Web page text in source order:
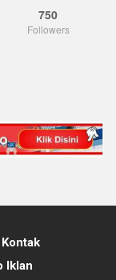
750
Followers
Kontak
Iklan